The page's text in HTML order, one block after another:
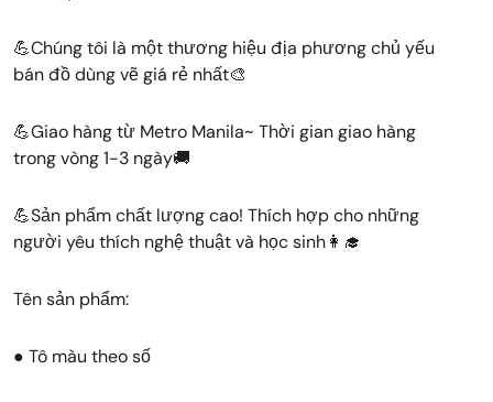
💪Chúng tôi là một thương hiệu địa phương chủ yếu
bán đồ dùng vẽ giá rẻ nhất🎨
💪Giao hàng từ Metro Manila~ Thời gian giao hàng
trong vòng 1-3 ngày🚚
💪Sản phẩm chất lượng cao! Thích hợp cho những
người yêu thích nghệ thuật và học sinh👩‍🎓
Tên sản phẩm:
● Tô màu theo số